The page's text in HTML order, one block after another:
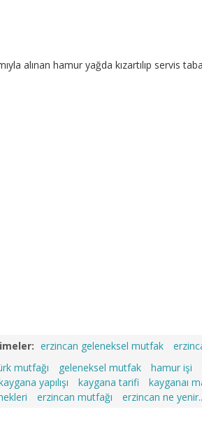
alınan hamur yağda kızartılıp servis
erzincan geleneksel mutfak
mutfağı
geleneksel mutfak hamur işi
yapılışı kaygana tarifi
kayganaı
erzincan mutfağı erzincan ne yenir..